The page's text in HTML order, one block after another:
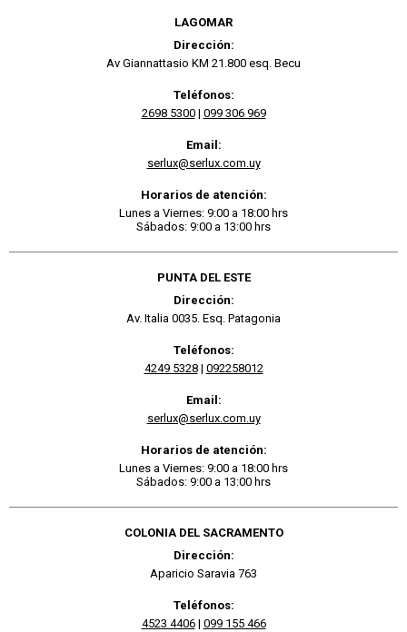
LAGOMAR
Dirección:
Av Giannattasio KM 21.800 esq. Becu
Teléfonos:
2698 5300| 099 306 969
Email:
serlux@serlux.com.uy
Horarios de atención:
Lunes a Viernes: 9:00 a 18:00 hrs
Sábados: 9:00 a 13:00 hrs
PUNTA DEL ESTE
Dirección:
Av. Italia 0035. Esq. Patagonia
Teléfonos:
4249 5328| 092258012
Email:
serlux@serlux.com.uy
Horarios de atención:
Lunes a Viernes: 9:00 a 18:00 hrs
Sábados: 9:00 a 13:00 hrs
COLONIA DEL SACRAMENTO
Dirección:
Aparicio Saravia 763
Teléfonos:
4523 4406| 099 155 466